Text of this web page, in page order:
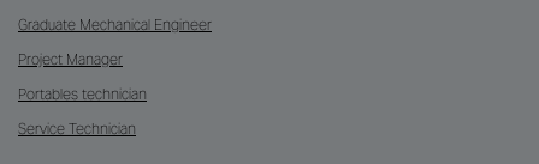
Graduate Mechanical Engineer
Project Manager
Portables technician
Service Technician